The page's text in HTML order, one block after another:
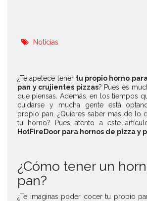
Notícias
¿Te apetece tener tu propio horno
pan y crujientes pizzas? Pues es
que piensas. Además, en los tiempos
cuidarse y mucha gente está
propio pan. ¿Quieres saber más de lo
tu horno? Pues atento a este
HotFireDoor para hornos de pizza y
¿Cómo tener un
pan?
¿Te imaginas poder cocer tu propio